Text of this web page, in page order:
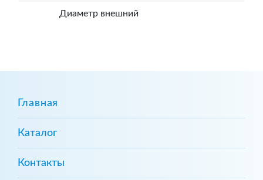
Диаметр внешний
Главная
Каталог
Контакты